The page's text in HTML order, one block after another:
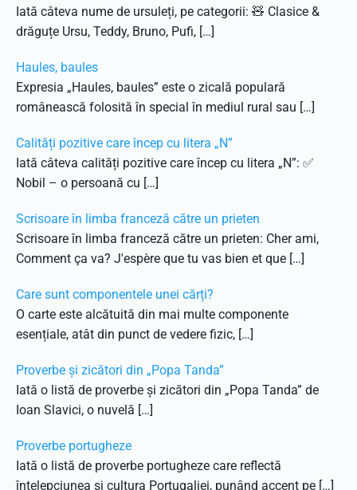
Iată câteva nume de ursuleți, pe categorii: 🧸 Clasice &
drăguțe Ursu, Teddy, Bruno, Pufi, […]
Haules, baules
Expresia „Haules, baules” este o zicală populară
românească folosită în special în mediul rural sau […]
Calități pozitive care încep cu litera „N”
Iată câteva calități pozitive care încep cu litera „N”: ✅
Nobil – o persoană cu […]
Scrisoare în limba franceză către un prieten
Scrisoare în limba franceză către un prieten: Cher ami,
Comment ça va? J'espère que tu vas bien et que […]
Care sunt componentele unei cărți?
O carte este alcătuită din mai multe componente
esențiale, atât din punct de vedere fizic, […]
Proverbe și zicători din „Popa Tanda”
Iată o listă de proverbe și zicători din „Popa Tanda” de
Ioan Slavici, o nuvelă […]
Proverbe portugheze
Iată o listă de proverbe portugheze care reflectă
înțelepciunea și cultura Portugaliei, punând accent pe […]